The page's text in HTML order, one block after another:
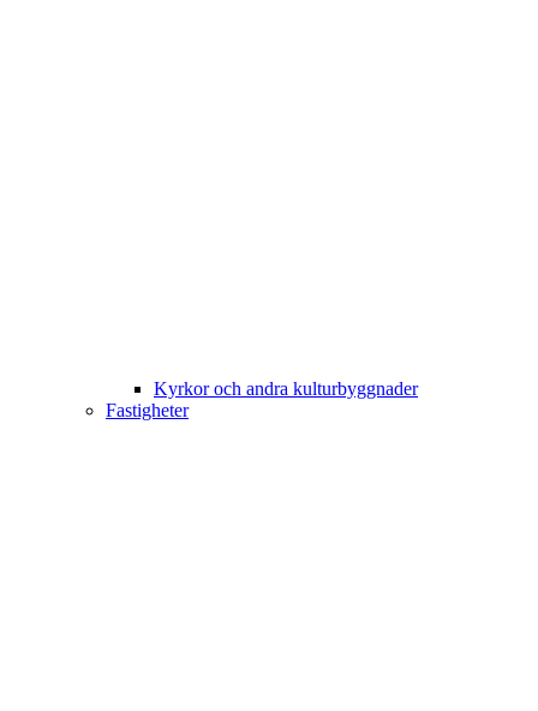
Kyrkor och andra kulturbyggnader
Fastigheter